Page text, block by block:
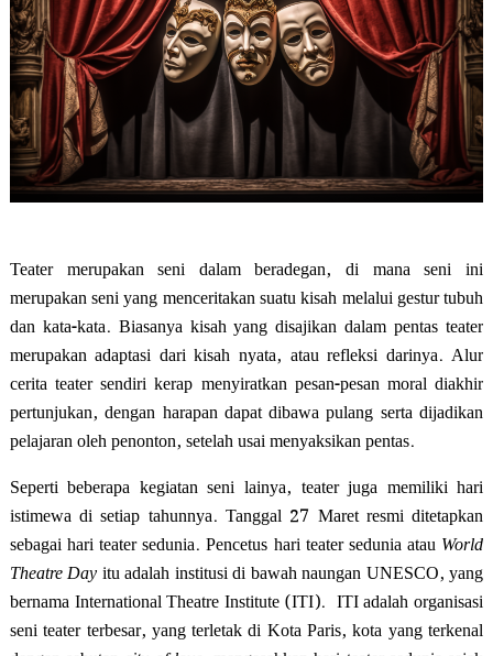
Teater merupakan seni dalam beradegan, di mana seni ini
merupakan seni yang menceritakan suatu kisah melalui gestur tubuh
dan kata-kata. Biasanya kisah yang disajikan dalam pentas teater
merupakan adaptasi dari kisah nyata, atau refleksi darinya. Alur
cerita teater sendiri kerap menyiratkan pesan-pesan moral diakhir
pertunjukan, dengan harapan dapat dibawa pulang serta dijadikan
pelajaran oleh penonton, setelah usai menyaksikan pentas.
Seperti beberapa kegiatan seni lainya, teater juga memiliki hari
istimewa di setiap tahunnya. Tanggal 27 Maret resmi ditetapkan
sebagai hari teater sedunia. Pencetus hari teater sedunia atau World
Theatre Day itu adalah institusi di bawah naungan UNESCO, yang
bernama International Theatre Institute (ITI). ITI adalah organisasi
seni teater terbesar, yang terletak di Kota Paris, kota yang terkenal